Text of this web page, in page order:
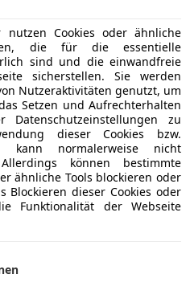
€ 27 800
04/2021 112 426 km
Cookies oder ähnliche
die für die essentielle
sind und die einwandfreie
sicherstellen. Sie werden
Nutzeraktivitäten genutzt, um
Setzen und Aufrechterhalten
Datenschutzeinstellungen zu
dieser Cookies bzw.
kann normalerweise nicht
können bestimmte
ähnliche Tools blockieren oder
Blockieren dieser Cookies oder
Funktionalität der Webseite